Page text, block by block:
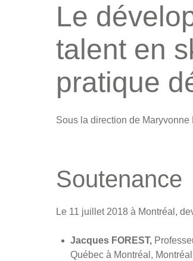
Le
talent en
pratique
Sous la direction de Maryvonne
Soutenance
Le 11 juillet 2018 à Montréal,
Jacques FOREST,
Québec à Montréal,